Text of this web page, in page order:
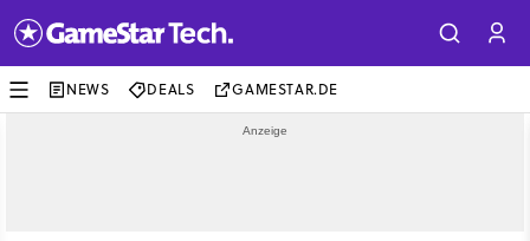
NEWS DEALS GAMESTAR.DE